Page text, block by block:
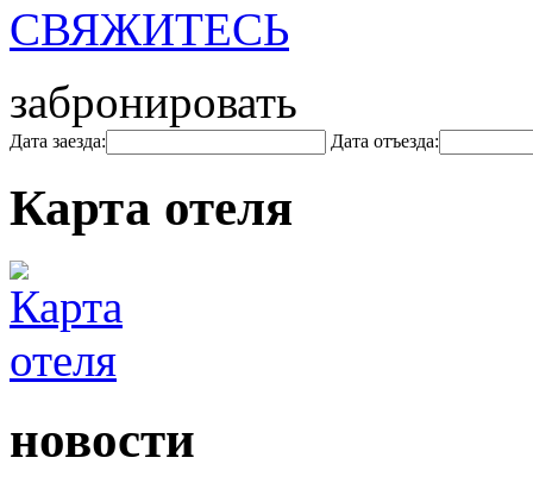
СВЯЖИТЕСЬ
забронировать
Дата заезда: Дата отъезда:
Карта отеля
новости